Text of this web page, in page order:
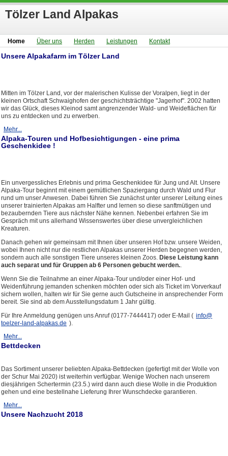
Tölzer Land Alpakas
Home Über uns Herden Leistungen Kontakt
Unsere Alpakafarm im Tölzer Land
Mitten im Tölzer Land, vor der malerischen Kulisse der Voralpen, liegt in der
kleinen Ortschaft Schwaighofen der geschichtsträchtige "Jagerhof". 2002 hatten
wir das Glück, dieses Kleinod samt angrenzender Wald- und Weideflächen für
uns zu entdecken und zu erwerben.
Mehr...
Alpaka-Touren und Hofbesichtigungen - eine prima
Geschenkidee !
Ein unvergessliches Erlebnis und prima Geschenkidee für Jung und Alt. Unsere
Alpaka-Tour beginnt mit einem gemütlichen Spaziergang durch Wald und Flur
rund um unser Anwesen. Dabei führen Sie zunächst unter unserer Leitung eines
unserer trainierten Alpakas am Halfter und lernen so diese sanftmütigen und
bezaubernden Tiere aus nächster Nähe kennen. Nebenbei erfahren Sie im
Gespräch mit uns allerhand Wissenswertes über diese unvergleichlichen
Kreaturen.
Danach gehen wir gemeinsam mit Ihnen über unseren Hof bzw. unsere Weiden,
wobei Ihnen nicht nur die restlichen Alpakas unserer Herden begegnen werden,
sondern auch alle sonstigen Tiere unseres kleinen Zoos. Diese Leistung kann
auch separat und für Gruppen ab 6 Personen gebucht werden..
Wenn Sie die Teilnahme an einer Alpaka-Tour und/oder einer Hof- und
Weidenführung jemanden schenken möchten oder sich als Ticket im Vorverkauf
sichern wollen, halten wir für Sie gerne auch Gutscheine in ansprechender Form
bereit. Sie sind ab dem Ausstellungsdatum 1 Jahr gültig.
Für Ihre Anmeldung genügen uns Anruf (0177-7444417) oder E-Mail ( info​@
toelzer-land-alpakas.de ).
Mehr...
Bettdecken
Das Sortiment unserer beliebten Alpaka-Bettdecken (gefertigt mit der Wolle von
der Schur Mai 2020) ist weiterhin verfügbar. Wenige Wochen nach unserem
diesjährigen Schertermin (23.5.) wird dann auch diese Wolle in die Produktion
gehen und eine bestellnahe Lieferung Ihrer Wunschdecke garantieren.
Mehr...
Unsere Nachzucht 2018